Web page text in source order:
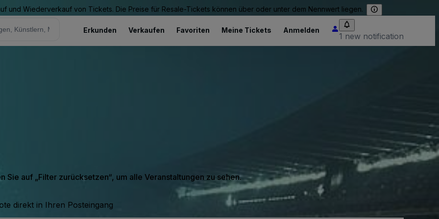
und Wiederverkauf von Tickets. Die Preise für Resale-Tickets können über oder unter dem Nennwert liegen.
Erkunden Verkaufen Favoriten Meine Tickets Anmelden
1 new notification
Sie auf „Filter zurücksetzen“, um alle Veranstaltungen zu sehen.
direkt in Ihren Posteingang